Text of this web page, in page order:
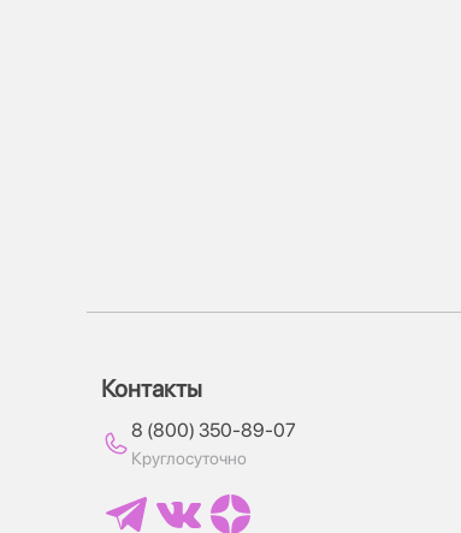
Контакты
8 (800) 350-89-07
Круглосуточно